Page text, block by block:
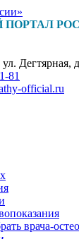
Дегтярная,
81
official.ru
врача-